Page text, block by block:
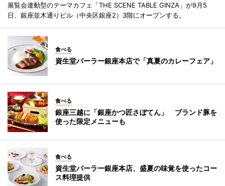
展覧会連動型のテーマカフェ「THE SCENE TABLE GINZA」が9月5
日、銀座並木通りビル（中央区銀座2）3階にオープンする。
食べる
資生堂パーラー銀座本店で「真夏のカレーフェア」
食べる
銀座三越に「銀座かつ匠さぼてん」 ブランド豚を
使った限定メニューも
食べる
資生堂パーラー銀座本店、盛夏の味覚を使ったコー
ス料理提供